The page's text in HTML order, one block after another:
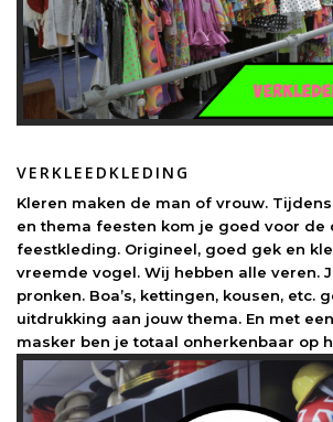
VERKLEEDKLEDING
Kleren maken de man of vrouw.
en thema feesten kom je goed voor de
feestkleding. Origineel, goed gek en
vreemde vogel. Wij hebben alle veren.
pronken. Boa’s, kettingen, kousen, etc.
uitdrukking aan jouw thema. En met
masker ben je totaal onherkenbaar op